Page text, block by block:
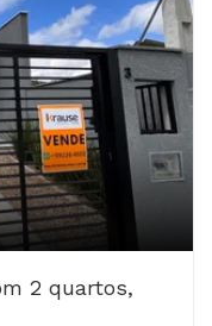
2 quartos,